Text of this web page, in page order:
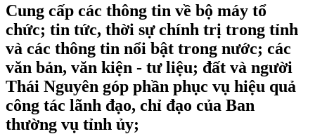
Cung cấp các thông tin về bộ máy tổ
chức; tin tức, thời sự chính trị trong tỉnh
và các thông tin nổi bật trong nước; các
văn bản, văn kiện - tư liệu; đất và người
Thái Nguyên góp phần phục vụ hiệu quả
công tác lãnh đạo, chỉ đạo của Ban
thường vụ tỉnh ủy;